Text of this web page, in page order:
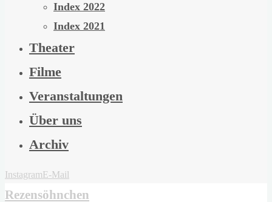
Index 2022
Index 2021
Theater
Filme
Veranstaltungen
Über uns
Archiv
InstagramE-Mail
Rezensöhnchen